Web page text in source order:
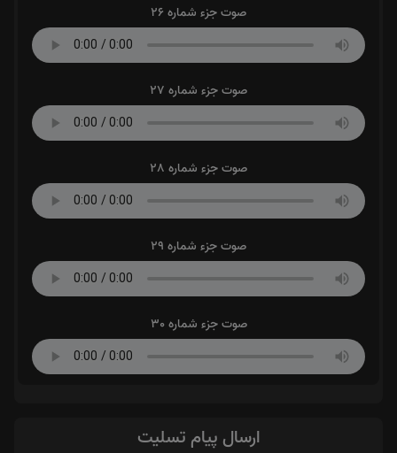
صوت جزء شماره 26
صوت جزء شماره 27
صوت جزء شماره 28
صوت جزء شماره 29
صوت جزء شماره 30
ارسال پیام تسلیت